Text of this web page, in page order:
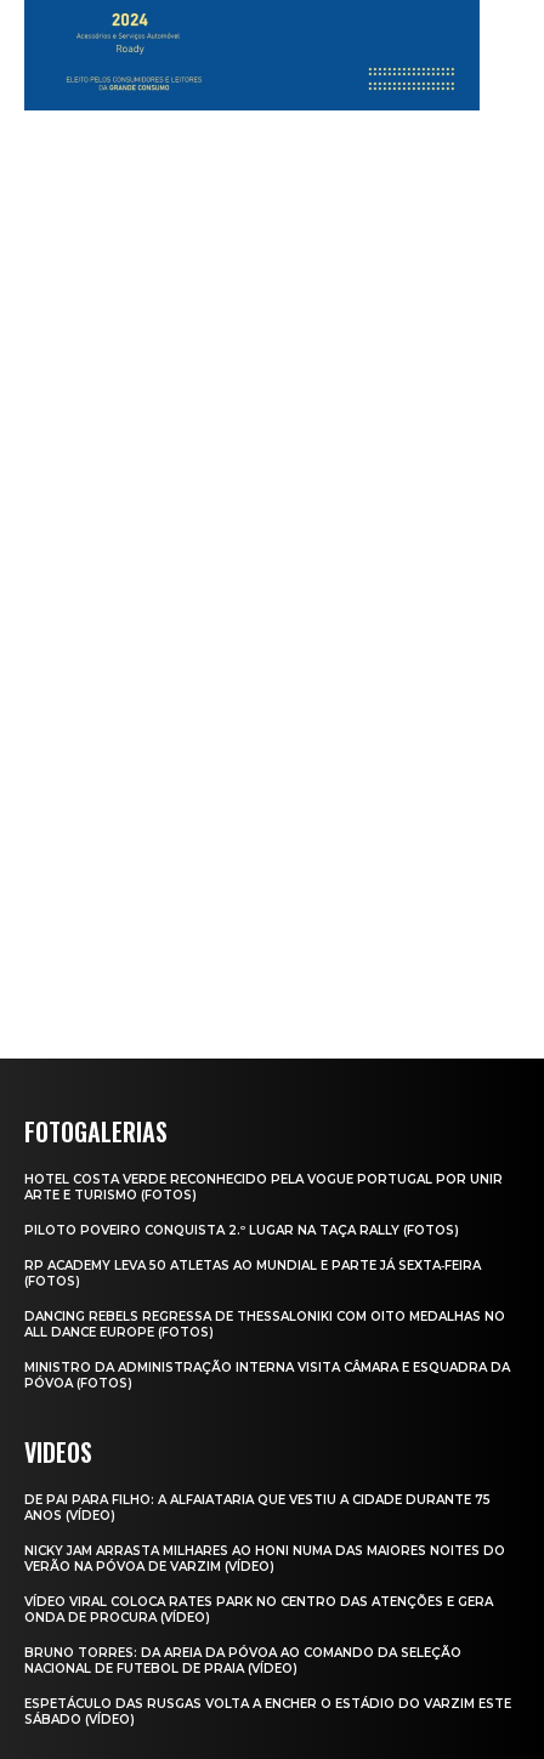
FOTOGALERIAS
HOTEL COSTA VERDE RECONHECIDO PELA VOGUE PORTUGAL POR UNIR
ARTE E TURISMO (FOTOS)
PILOTO POVEIRO CONQUISTA 2.º LUGAR NA TAÇA RALLY (FOTOS)
RP ACADEMY LEVA 50 ATLETAS AO MUNDIAL E PARTE JÁ SEXTA‑FEIRA
(FOTOS)
DANCING REBELS REGRESSA DE THESSALONIKI COM OITO MEDALHAS NO
ALL DANCE EUROPE (FOTOS)
MINISTRO DA ADMINISTRAÇÃO INTERNA VISITA CÂMARA E ESQUADRA DA
PÓVOA (FOTOS)
VIDEOS
DE PAI PARA FILHO: A ALFAIATARIA QUE VESTIU A CIDADE DURANTE 75
ANOS (VÍDEO)
NICKY JAM ARRASTA MILHARES AO HONI NUMA DAS MAIORES NOITES DO
VERÃO NA PÓVOA DE VARZIM (VÍDEO)
VÍDEO VIRAL COLOCA RATES PARK NO CENTRO DAS ATENÇÕES E GERA
ONDA DE PROCURA (VÍDEO)
BRUNO TORRES: DA AREIA DA PÓVOA AO COMANDO DA SELEÇÃO
NACIONAL DE FUTEBOL DE PRAIA (VÍDEO)
ESPETÁCULO DAS RUSGAS VOLTA A ENCHER O ESTÁDIO DO VARZIM ESTE
SÁBADO (VÍDEO)